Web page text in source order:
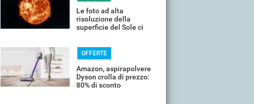
Le foto ad alta
risoluzione della
superficie del Sole ci
OFFERTE
Amazon, aspirapolvere
Dyson crolla di prezzo:
80% di sconto